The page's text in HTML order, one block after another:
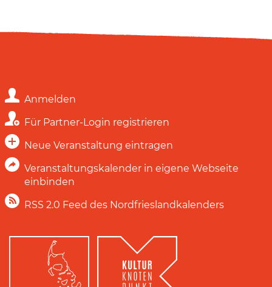
Anmelden
Für Partner-Login registrieren
Neue Veranstaltung eintragen
Veranstaltungskalender in eigene Webseite
einbinden
RSS 2.0 Feed des Nordfrieslandkalenders